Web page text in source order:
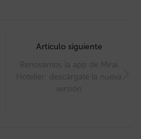
Artículo siguiente
Renovamos la app de Mirai
Hotelier: descárgate la nueva
versión